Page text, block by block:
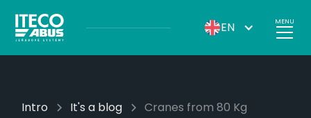
EN MENU
Intro It's a blog Cranes from 80 Kg